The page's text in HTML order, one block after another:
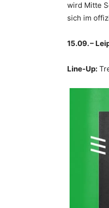
wird Mitte
sich im
15.09. –
Line-Up: